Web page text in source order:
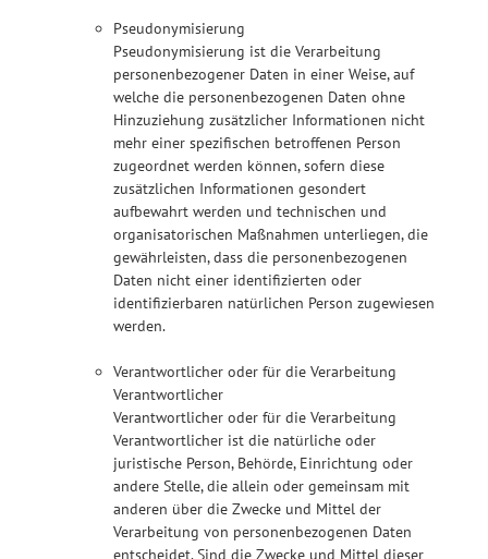
Pseudonymisierung
Pseudonymisierung ist die Verarbeitung
personenbezogener Daten in einer Weise, auf
welche die personenbezogenen Daten ohne
Hinzuziehung zusätzlicher Informationen nicht
mehr einer spezifischen betroffenen Person
zugeordnet werden können, sofern diese
zusätzlichen Informationen gesondert
aufbewahrt werden und technischen und
organisatorischen Maßnahmen unterliegen, die
gewährleisten, dass die personenbezogenen
Daten nicht einer identifizierten oder
identifizierbaren natürlichen Person zugewiesen
werden.
Verantwortlicher oder für die Verarbeitung
Verantwortlicher
Verantwortlicher oder für die Verarbeitung
Verantwortlicher ist die natürliche oder
juristische Person, Behörde, Einrichtung oder
andere Stelle, die allein oder gemeinsam mit
anderen über die Zwecke und Mittel der
Verarbeitung von personenbezogenen Daten
entscheidet. Sind die Zwecke und Mittel dieser